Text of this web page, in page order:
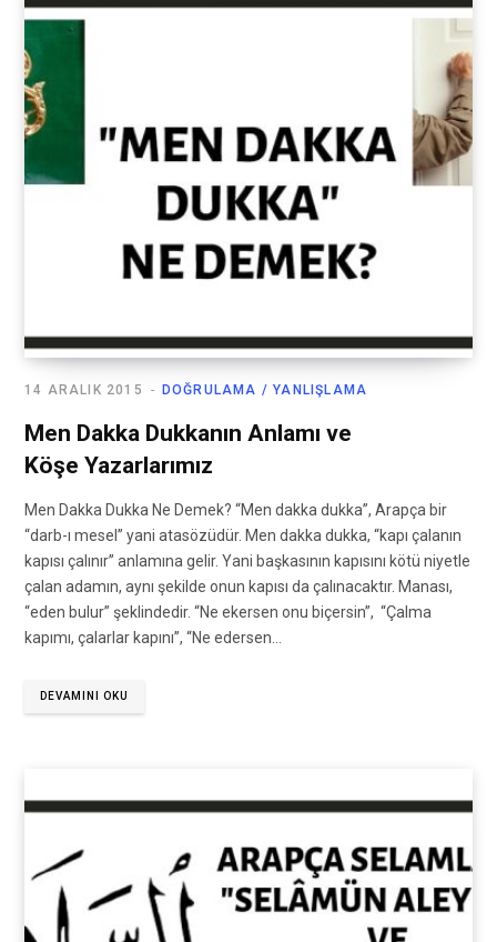
DOĞRULAMA / YANLIŞLAMA
14 ARALIK 2015
Men Dakka Dukkanın Anlamı ve
Köşe Yazarlarımız
Men Dakka Dukka Ne Demek? “Men dakka dukka”, Arapça bir
“darb-ı mesel” yani atasözüdür. Men dakka dukka, “kapı çalanın
kapısı çalınır” anlamına gelir. Yani başkasının kapısını kötü niyetle
çalan adamın, aynı şekilde onun kapısı da çalınacaktır. Manası,
“eden bulur” şeklindedir. “Ne ekersen onu biçersin”, “Çalma
kapımı, çalarlar kapını”, “Ne edersen…
DEVAMINI OKU